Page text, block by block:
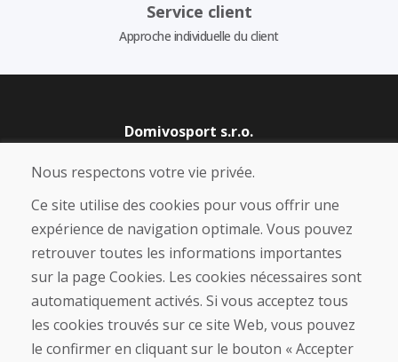
Service client
Approche individuelle du client
Domivosport s.r.o.
Company ID: 50 223 267
VAT ID: SK2120220344
Ligne d'information
+421 919 282 306
info@domivosport.fr
À propos de nous
Nous respectons votre vie privée.
Ce site utilise des cookies pour vous offrir une
expérience de navigation optimale. Vous pouvez
retrouver toutes les informations importantes
sur la page Cookies. Les cookies nécessaires sont
automatiquement activés. Si vous acceptez tous
les cookies trouvés sur ce site Web, vous pouvez
le confirmer en cliquant sur le bouton « Accepter